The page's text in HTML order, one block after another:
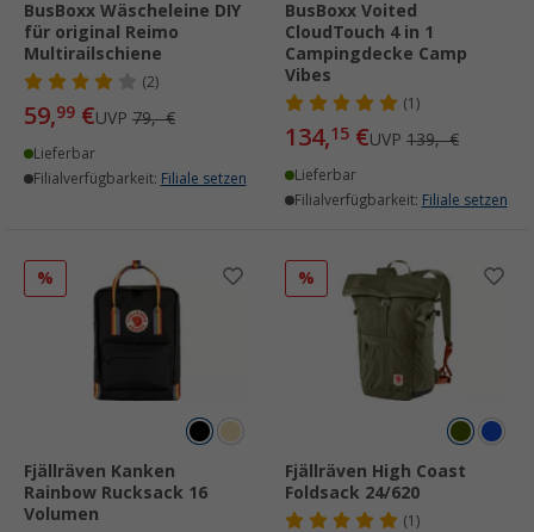
BusBoxx Wäscheleine DIY
für original Reimo
Multirailschiene
(2)
59,99 €UVP 79,- €
Lieferbar
Filialverfügbarkeit: Filiale setzen
BusBoxx Voited
CloudTouch 4 in 1
Campingdecke Camp
Vibes
(1)
134,15 €UVP 139,- €
Lieferbar
Filialverfügbarkeit: Filiale setzen
%
Fjällräven Kanken
Rainbow Rucksack 16
Volumen
%
Fjällräven High Coast
Foldsack 24/620
(1)